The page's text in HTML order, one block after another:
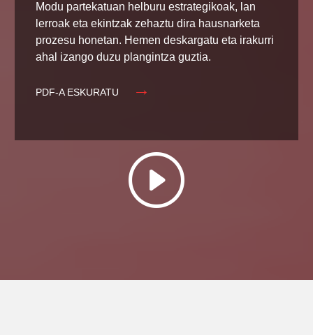
Modu partekatuan helburu estrategikoak, lan
lerroak eta ekintzak zehaztu dira hausnarketa
prozesu honetan. Hemen deskargatu eta irakurri
ahal izango duzu plangintza guztia.
PDF-A ESKURATU